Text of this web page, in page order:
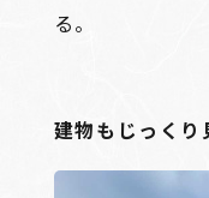
る。
建物もじっくり